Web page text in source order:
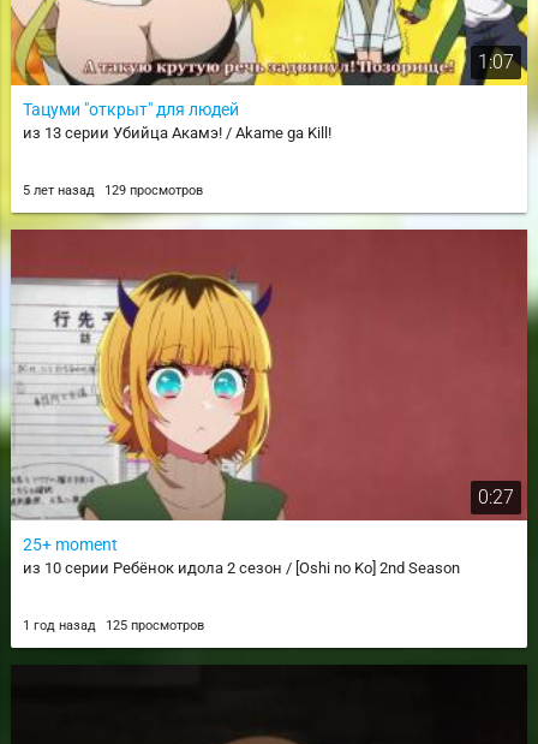
1:07
Тацуми "открыт" для людей
из 13 серии Убийца Акамэ! / Akame ga Kill!
5 лет назад 129 просмотров
0:27
25+ moment
из 10 серии Ребёнок идола 2 сезон / [Oshi no Ko] 2nd Season
1 год назад 125 просмотров